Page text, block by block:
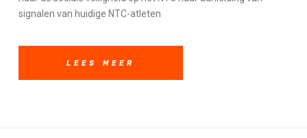
signalen van huidige NTC-atleten
LEES MEER